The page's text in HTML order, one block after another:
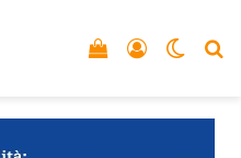
Accedi
Vedi il carrello